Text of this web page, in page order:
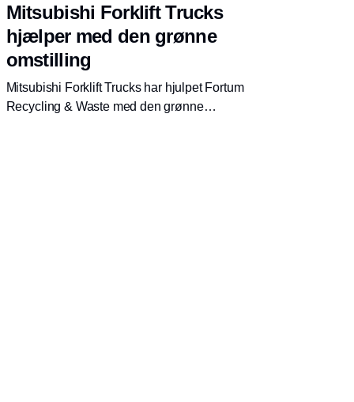
Mitsubishi Forklift Trucks
hjælper med den grønne
omstilling
Mitsubishi Forklift Trucks har hjulpet Fortum
Recycling & Waste med den grønne